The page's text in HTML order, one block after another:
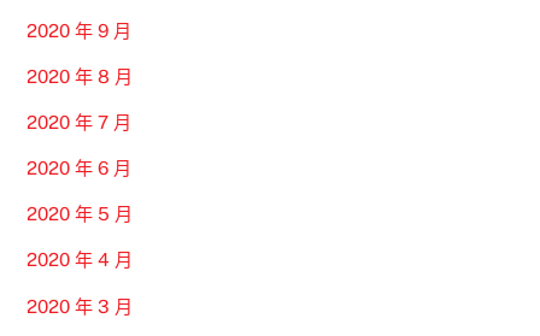
2020 年 9 月
2020 年 8 月
2020 年 7 月
2020 年 6 月
2020 年 5 月
2020 年 4 月
2020 年 3 月